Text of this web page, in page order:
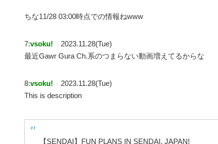
ちな11/28 03:00時点での情報ねwww
7:vsoku!
2023.11.28(Tue)
最近Gawr Gura Ch.系のつまらない動画増えてるからな
8:vsoku!
2023.11.28(Tue)
This is description
【SENDAI】FUN PLANS IN SENDAI, JAPAN!